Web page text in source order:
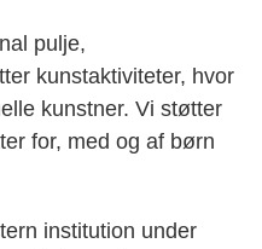
pulje,
kunstaktiviteter, hvor
kunstner. Vi støtter
for, med og af børn
institution under